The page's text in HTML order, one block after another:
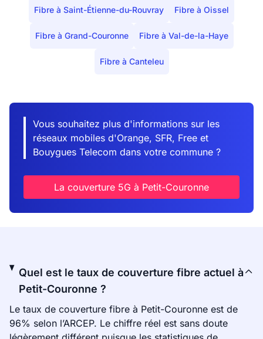
Fibre à Saint-Étienne-du-Rouvray Fibre à Oissel
Fibre à Grand-Couronne Fibre à Val-de-la-Haye
Fibre à Canteleu
Vous souhaitez plus d'informations sur les
réseaux mobiles d'Orange, SFR, Free et
Bouygues Telecom dans votre commune ?
La couverture 5G à Petit-Couronne
Quel est le taux de couverture fibre actuel à
Petit-Couronne ?
Le taux de couverture fibre à Petit-Couronne est de
96% selon l’ARCEP. Le chiffre réel est sans doute